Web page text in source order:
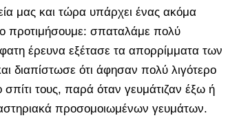
μας και τώρα υπάρχει ένας ακόμα
προτιμήσουμε: σπαταλάμε πολύ
έρευνα εξέτασε τα απορρίμματα των
διαπίστωσε ότι άφησαν πολύ λιγότερο
τους, παρά όταν γευμάτιζαν έξω ή
προσομοιωμένων γευμάτων.